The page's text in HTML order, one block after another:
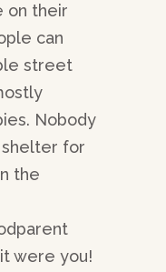
on their
can
street
Nobody
shelter for
the
were you!